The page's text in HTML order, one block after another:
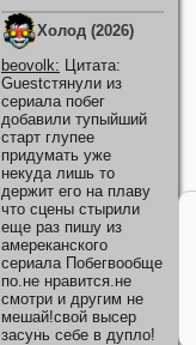
Холод (2026)
beovolk: Цитата:
Guestстянули из
сериала побег
добавили тупыйший
старт глупее
придумать уже
некуда лишь то
держит его на плаву
что сцены стырили
еще раз пишу из
амереканского
сериала Побегвообще
по.не нравится.не
смотри и другим не
мешай!свой высер
засунь себе в дупло!